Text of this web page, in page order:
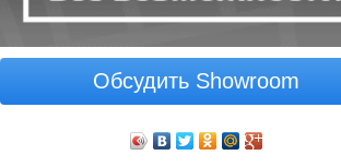
Обсудить Showroom